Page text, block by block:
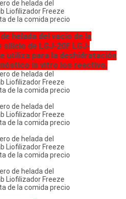
helada del vacío de la
de LGJ-20F LGJ-
utiliza para la deshidratación
in vitro los reactivo.